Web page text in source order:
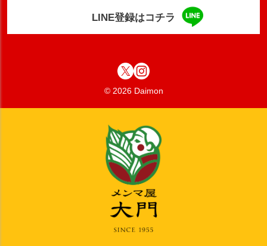
LINE登録はコチラ
© 2026 Daimon